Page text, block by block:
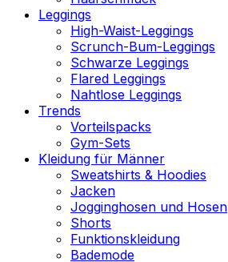
Leggings
High-Waist-Leggings
Scrunch-Bum-Leggings
Schwarze Leggings
Flared Leggings
Nahtlose Leggings
Trends
Vorteilspacks
Gym-Sets
Kleidung für Männer
Sweatshirts & Hoodies
Jacken
Jogginghosen und Hosen
Shorts
Funktionskleidung
Bademode